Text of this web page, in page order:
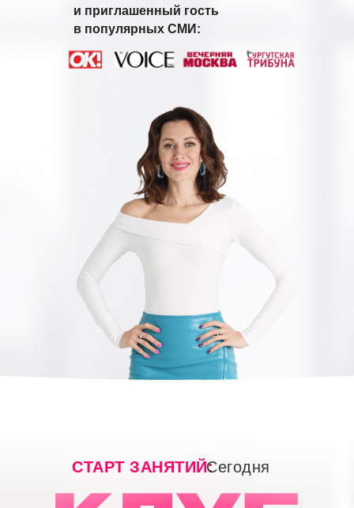
и приглашенный гость
в популярных СМИ:
СТАРТ ЗАНЯТИЙ:Сегодня